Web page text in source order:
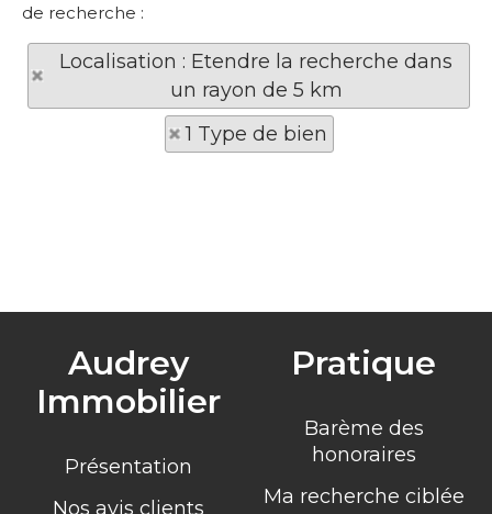
de recherche :
Localisation : Etendre la recherche dans
un rayon de 5 km
1 Type de bien
Audrey
Immobilier
Présentation
Nos avis clients
Pratique
Barème des
honoraires
Ma recherche ciblée